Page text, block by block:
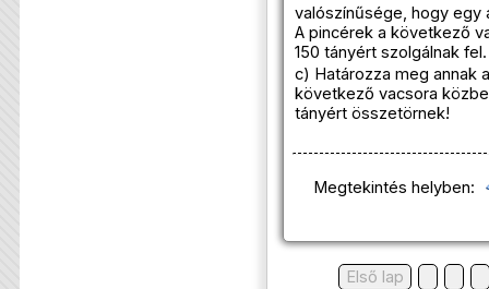
valószínűsége, hogy
A pincérek a következő
150 tányért szolgálnak fel.
c) Határozza meg annak
következő vacsora
tányért összetörnek!
Megtekintés helyben:
Első lap